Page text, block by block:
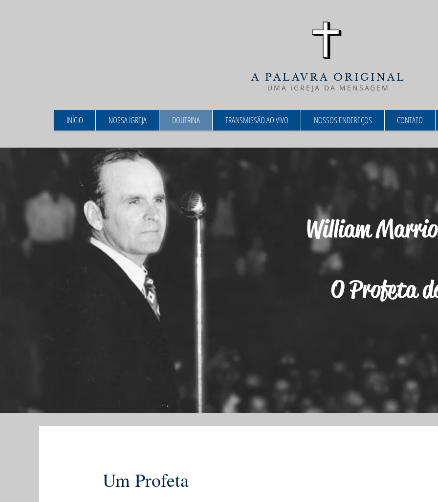
A PALAVRA ORIGINAL
UMA IGREJA DA MENSAGEM
INÍCIO NOSSA IGREJA DOUTRINA TRANSMISSÃO AO VIVO NOSSOS ENDEREÇOS CONTATO
William
O Profeta
Um Profeta